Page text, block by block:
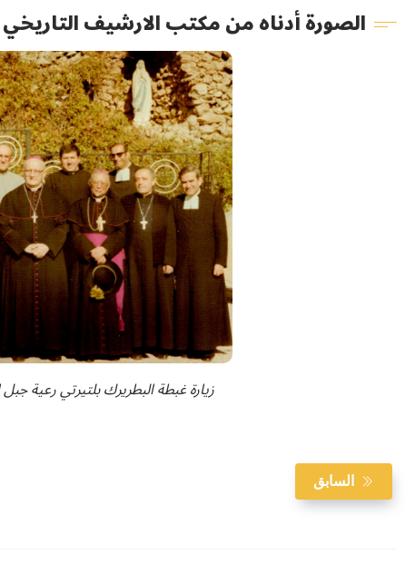
الصورة أدناه من مكتب الارشيف التاريخي
زيارة غبطة البطريرك بلتيرتي رعية جبل الحسين، في
السابق